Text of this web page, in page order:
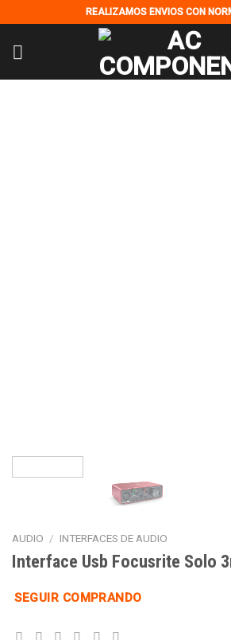
to
content
REALIZAMOS ENVIOS CON
AUDIO / INTERFACES DE AUDIO
Interface Usb Focusrite Solo
SEGUIR COMPRANDO